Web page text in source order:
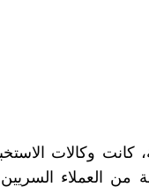
وكالات
من العملاء